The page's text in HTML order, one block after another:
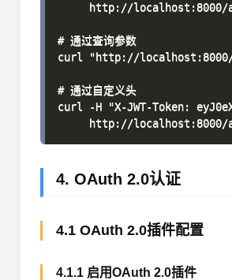
http://localhost:8000/
# 通过查询参数
curl "http://localhost:8000/
# 通过自定义头
curl -H "X-JWT-Token:
4. OAuth 2.0认证
4.1 OAuth 2.0插件配置
4.1.1 启用OAuth 2.0插件